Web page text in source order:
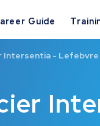
Guide
Intersentia -